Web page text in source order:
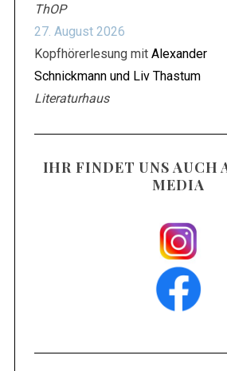
ThOP
27. August 2026
Kopfhörerlesung mit Alexander
Schnickmann und Liv Thastum
Literaturhaus
IHR FINDET UNS AUCH
MEDIA